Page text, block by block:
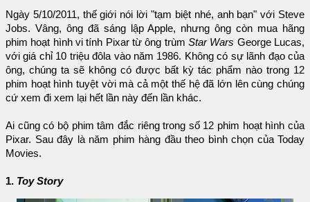
Ngày 5/10/2011, thế giới nói lời "tạm biệt nhé, anh bạn" với Steve
Jobs. Vâng, ông đã sáng lập Apple, nhưng ông còn mua hãng
phim hoạt hình vi tính Pixar từ ông trùm Star Wars George Lucas,
với giá chỉ 10 triệu đôla vào năm 1986. Không có sự lãnh đạo của
ông, chúng ta sẽ không có được bất kỳ tác phẩm nào trong 12
phim hoạt hình tuyệt vời mà cả một thế hệ đã lớn lên cùng chúng
cứ xem đi xem lại hết lần này đến lần khác.
Ai cũng có bộ phim tâm đắc riêng trong số 12 phim hoạt hình của
Pixar. Sau đây là năm phim hàng đầu theo bình chọn của Today
Movies.
1. Toy Story